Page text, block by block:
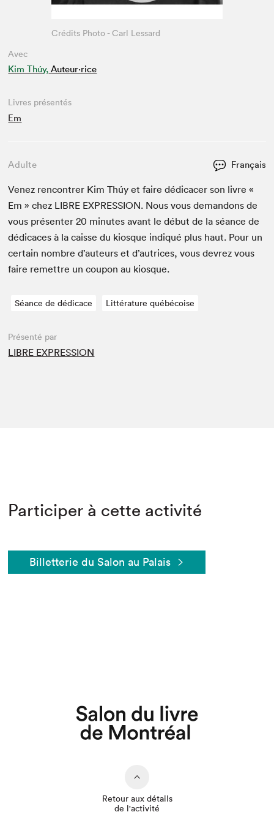
Avec
Kim Thúy, Auteur·rice
Crédits Photo - Carl Lessard
Livres présentés
Em
Adulte Français
Venez ren­con­tr­er Kim Thúy et faire dédi­cac­er son livre «
Em » chez LIBRE EXPRES­SION. Nous vous deman­dons de
vous présen­ter20 min­utes avant le début de la séance de
dédi­caces à la caisse du kiosque indiqué plus haut. Pour un
cer­tain nom­bre d’auteurs et d’autrices, vous devrez vous
faire remet­tre un coupon au kiosque.
Séance de dédicace Littérature québécoise
Présenté par
LIBRE EXPRESSION
Participer à cette activité
Billetterie du Salon au Palais
Retour aux détails
de l'activité